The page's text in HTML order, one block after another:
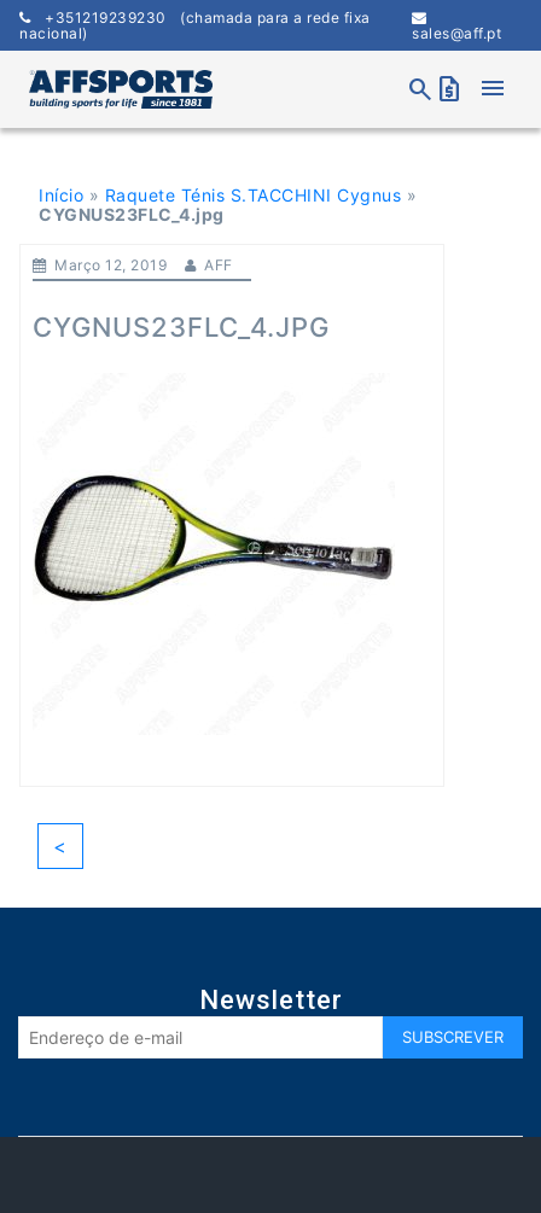
Skip
content
+351219239230 (chamada para a rede fixa
nacional)
sales@aff.pt
search request_quote menu
Início » Raquete Ténis S.TACCHINI Cygnus »
CYGNUS23FLC_4.jpg
Março 12, 2019 AFF
CYGNUS23FLC_4.JPG
<
Newsletter